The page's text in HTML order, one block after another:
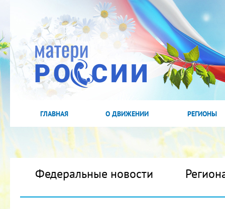
ГЛАВНАЯ О ДВИЖЕНИИ РЕГИОНЫ
Федеральные новости